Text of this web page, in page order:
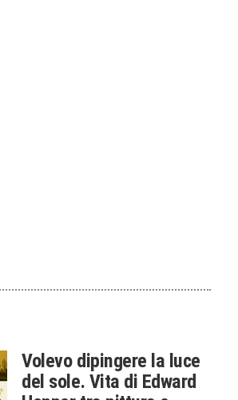
Volevo dipingere la luce
del sole. Vita di Edward